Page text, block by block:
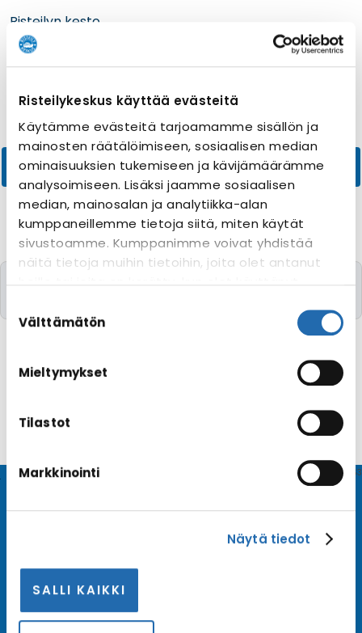
Risteilykeskus käyttää evästeitä
Käytämme evästeitä tarjoamamme sisällön ja
mainosten räätälöimiseen, sosiaalisen median
ominaisuuksien tukemiseen ja kävijämäärämme
analysoimiseen. Lisäksi jaamme sosiaalisen
median, mainosalan ja analytiikka-alan
kumppaneillemme tietoja siitä, miten käytät
sivustoamme. Kumppanimme voivat yhdistää
näitä tietoja muihin tietoihin, joita olet antanut
evästeasetuksiesi hyväksyntää sivuston
linkistä.
valinta
Välttämätön
Mieltymykset
Tilastot
Markkinointi
Näytä tiedot
SALLI KAIKKI
Risteilyn kesto
V4.1663
varustamoiden tarjouksista ja kampanjaeduista.